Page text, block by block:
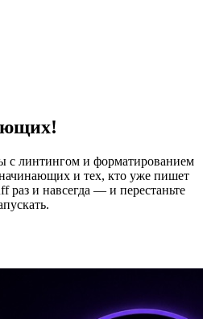
с линтингом и форматированием
и тех, кто уже пишет
раз и навсегда — и перестаньте